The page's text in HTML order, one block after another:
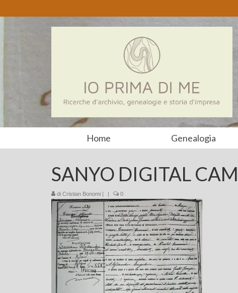
Home Genealogia
SANYO DIGITAL
di Cristian Bonomi | | 0